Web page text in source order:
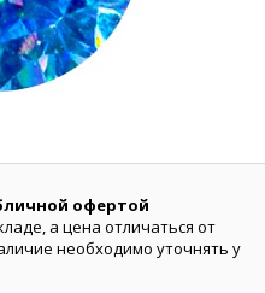
офертой
а цена отличаться от
необходимо уточнять у